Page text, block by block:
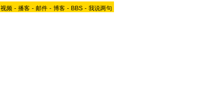
视频 - 播客 - 邮件 - 博客 - BBS - 我说两句